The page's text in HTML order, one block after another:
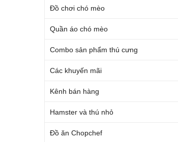
Đồ chơi chó mèo
Quần áo chó mèo
Combo sản phẩm thú cưng
Các khuyến mãi
Kênh bán hàng
Hamster và thú nhỏ
Đồ ăn Chopchef